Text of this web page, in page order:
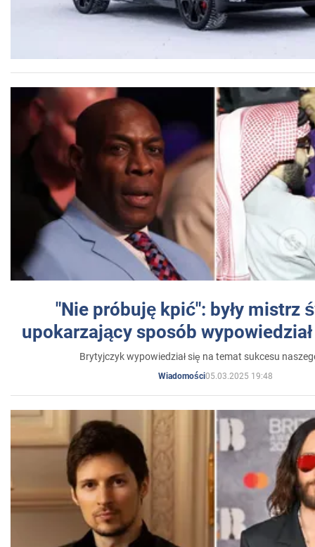
"Nie próbuję kpić": były mistrz
upokarzający sposób
Brytyjczyk wypowiedział się na temat sukcesu
Wiadomości05.03.2025 19:48